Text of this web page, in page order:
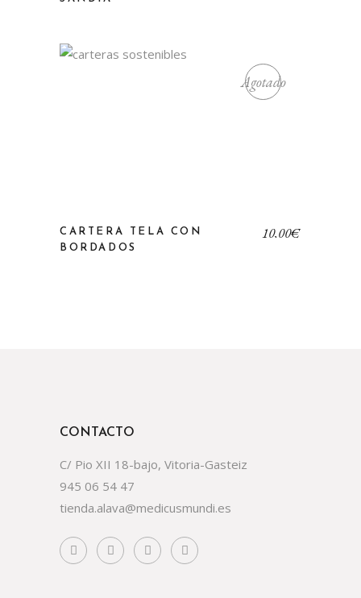
Agotado
CARTERA TELA CON
BORDADOS
10,00€
CONTACTO
C/ Pio XII 18-bajo, Vitoria-Gasteiz
945 06 54 47
tienda.alava@medicusmundi.es